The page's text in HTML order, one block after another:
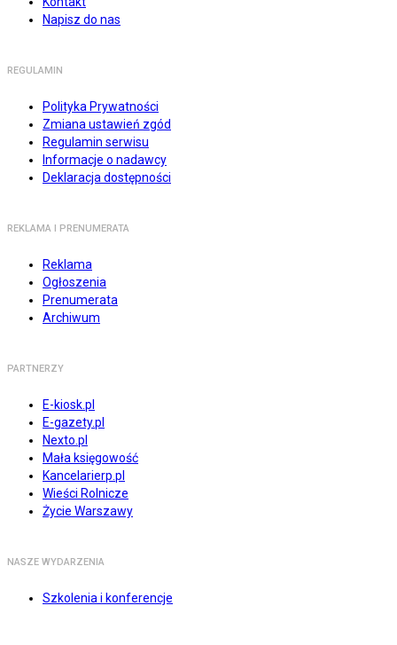
Napisz do nas
REGULAMIN
Polityka Prywatności
Zmiana ustawień zgód
Regulamin serwisu
Informacje o nadawcy
Deklaracja dostępności
REKLAMA I PRENUMERATA
Reklama
Ogłoszenia
Prenumerata
Archiwum
PARTNERZY
E-kiosk.pl
E-gazety.pl
Nexto.pl
Mała księgowość
Kancelarierp.pl
Wieści Rolnicze
Życie Warszawy
NASZE WYDARZENIA
Szkolenia i konferencje